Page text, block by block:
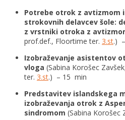
Potrebe otrok z avtizmom
strokovnih delavcev šole:
z vrstniki otroka z
prof.def., Floortime ter. 3.st.)
Izobraževanje asistentov
vloga (Sabina Korošec
ter. 3.st.) – 15 min
Predstavitev islandskega
izobraževanja otrok z
sindromom (Sabina Korošec